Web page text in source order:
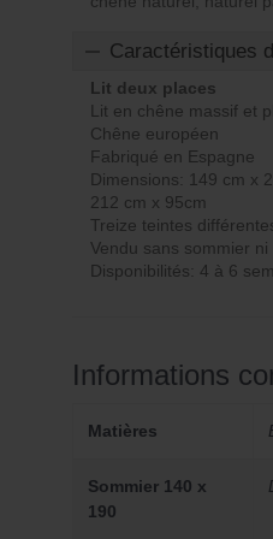
Caractéristiques
Lit deux places
Lit en chêne massif et
Chêne européen
Fabriqué en Espagne
Dimensions: 149 cm x
212 cm x 95cm
Treize teintes
Vendu sans sommier ni
Disponibilités: 4 à 6
Informations
Matières
Sommier 140 x
190